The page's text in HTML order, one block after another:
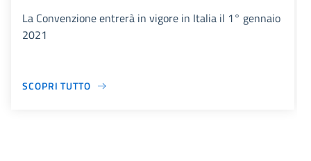
La Convenzione entrerà in vigore in Italia il 1° gennaio
2021
SCOPRI TUTTO